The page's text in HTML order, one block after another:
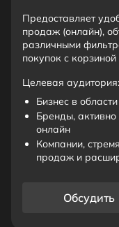
Предоставляет
продаж (онлайн),
различными
покупок с
Целевая аудитория:
Бизнес в
Бренды,
онлайн
Компании,
продаж и
Обсудить